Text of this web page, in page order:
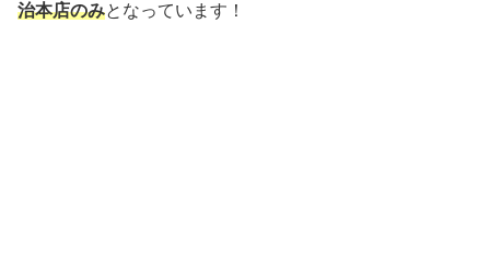
治本店のみとなっています！